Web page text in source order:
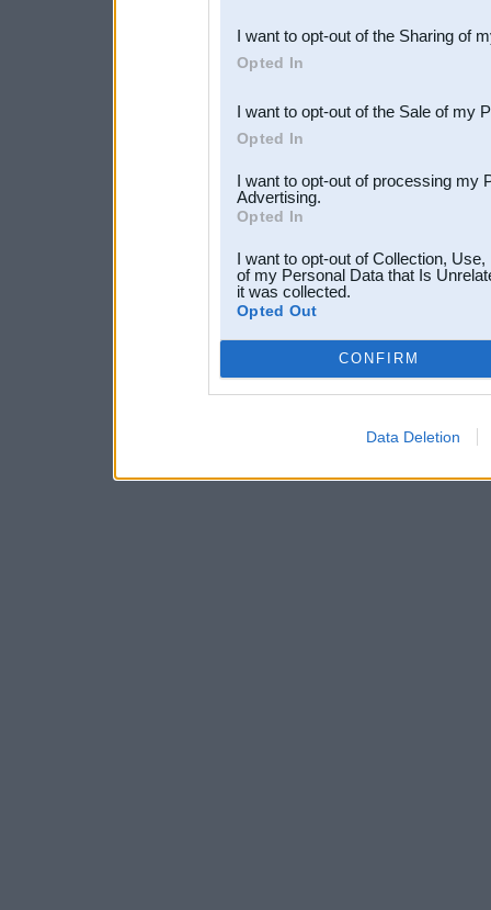
Downstream Participants
third parties.
I want to opt-out of the Sharing of
Opted In
I want to opt-out of the Sale of my
Opted In
I want to opt-out of processing my
Advertising.
Opted In
I want to opt-out of Collection,
of my Personal Data that Is
it was collected.
Opted Out
CONFIRM
Data Deletion